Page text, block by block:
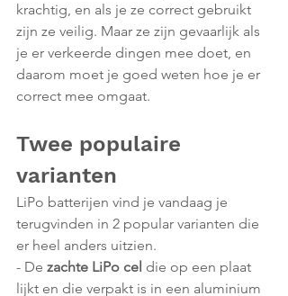
krachtig, en als je ze correct gebruikt
zijn ze veilig. Maar ze zijn gevaarlijk als
je er verkeerde dingen mee doet, en
daarom moet je goed weten hoe je er
correct mee omgaat.
Twee populaire
varianten
LiPo batterijen vind je vandaag je
terugvinden in 2 popular varianten die
er heel anders uitzien.
- De zachte LiPo cel die op een plaat
lijkt en die verpakt is in een aluminium